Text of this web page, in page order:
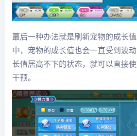
蕞后一种办法就是刷新宠物的成长
中，宠物的成长值也会一直受到波
长值居高不下的状态，就可以直接
干预。